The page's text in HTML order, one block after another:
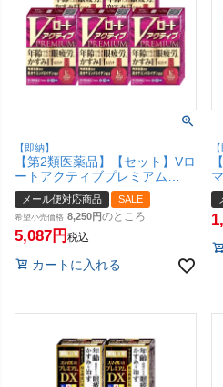
【即納】
【第2類医薬品】【セット】Vロ
ートアクティブプレミアム
15ml×5個(セルフメディケーシ
ョン税制対象)【ロート製薬株
式会社】【メール便対応商品】
【SBT】 (6038909-set4)
メール便対応商品 SALE
希望小売価格 8,250 のところ
5,087 税込
カートに入れる